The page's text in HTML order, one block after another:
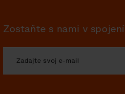
Zostaňte s nami v spojení